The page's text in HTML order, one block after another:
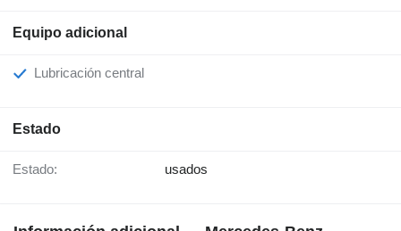
Equipo adicional
Lubricación central
Estado
Estado: usados